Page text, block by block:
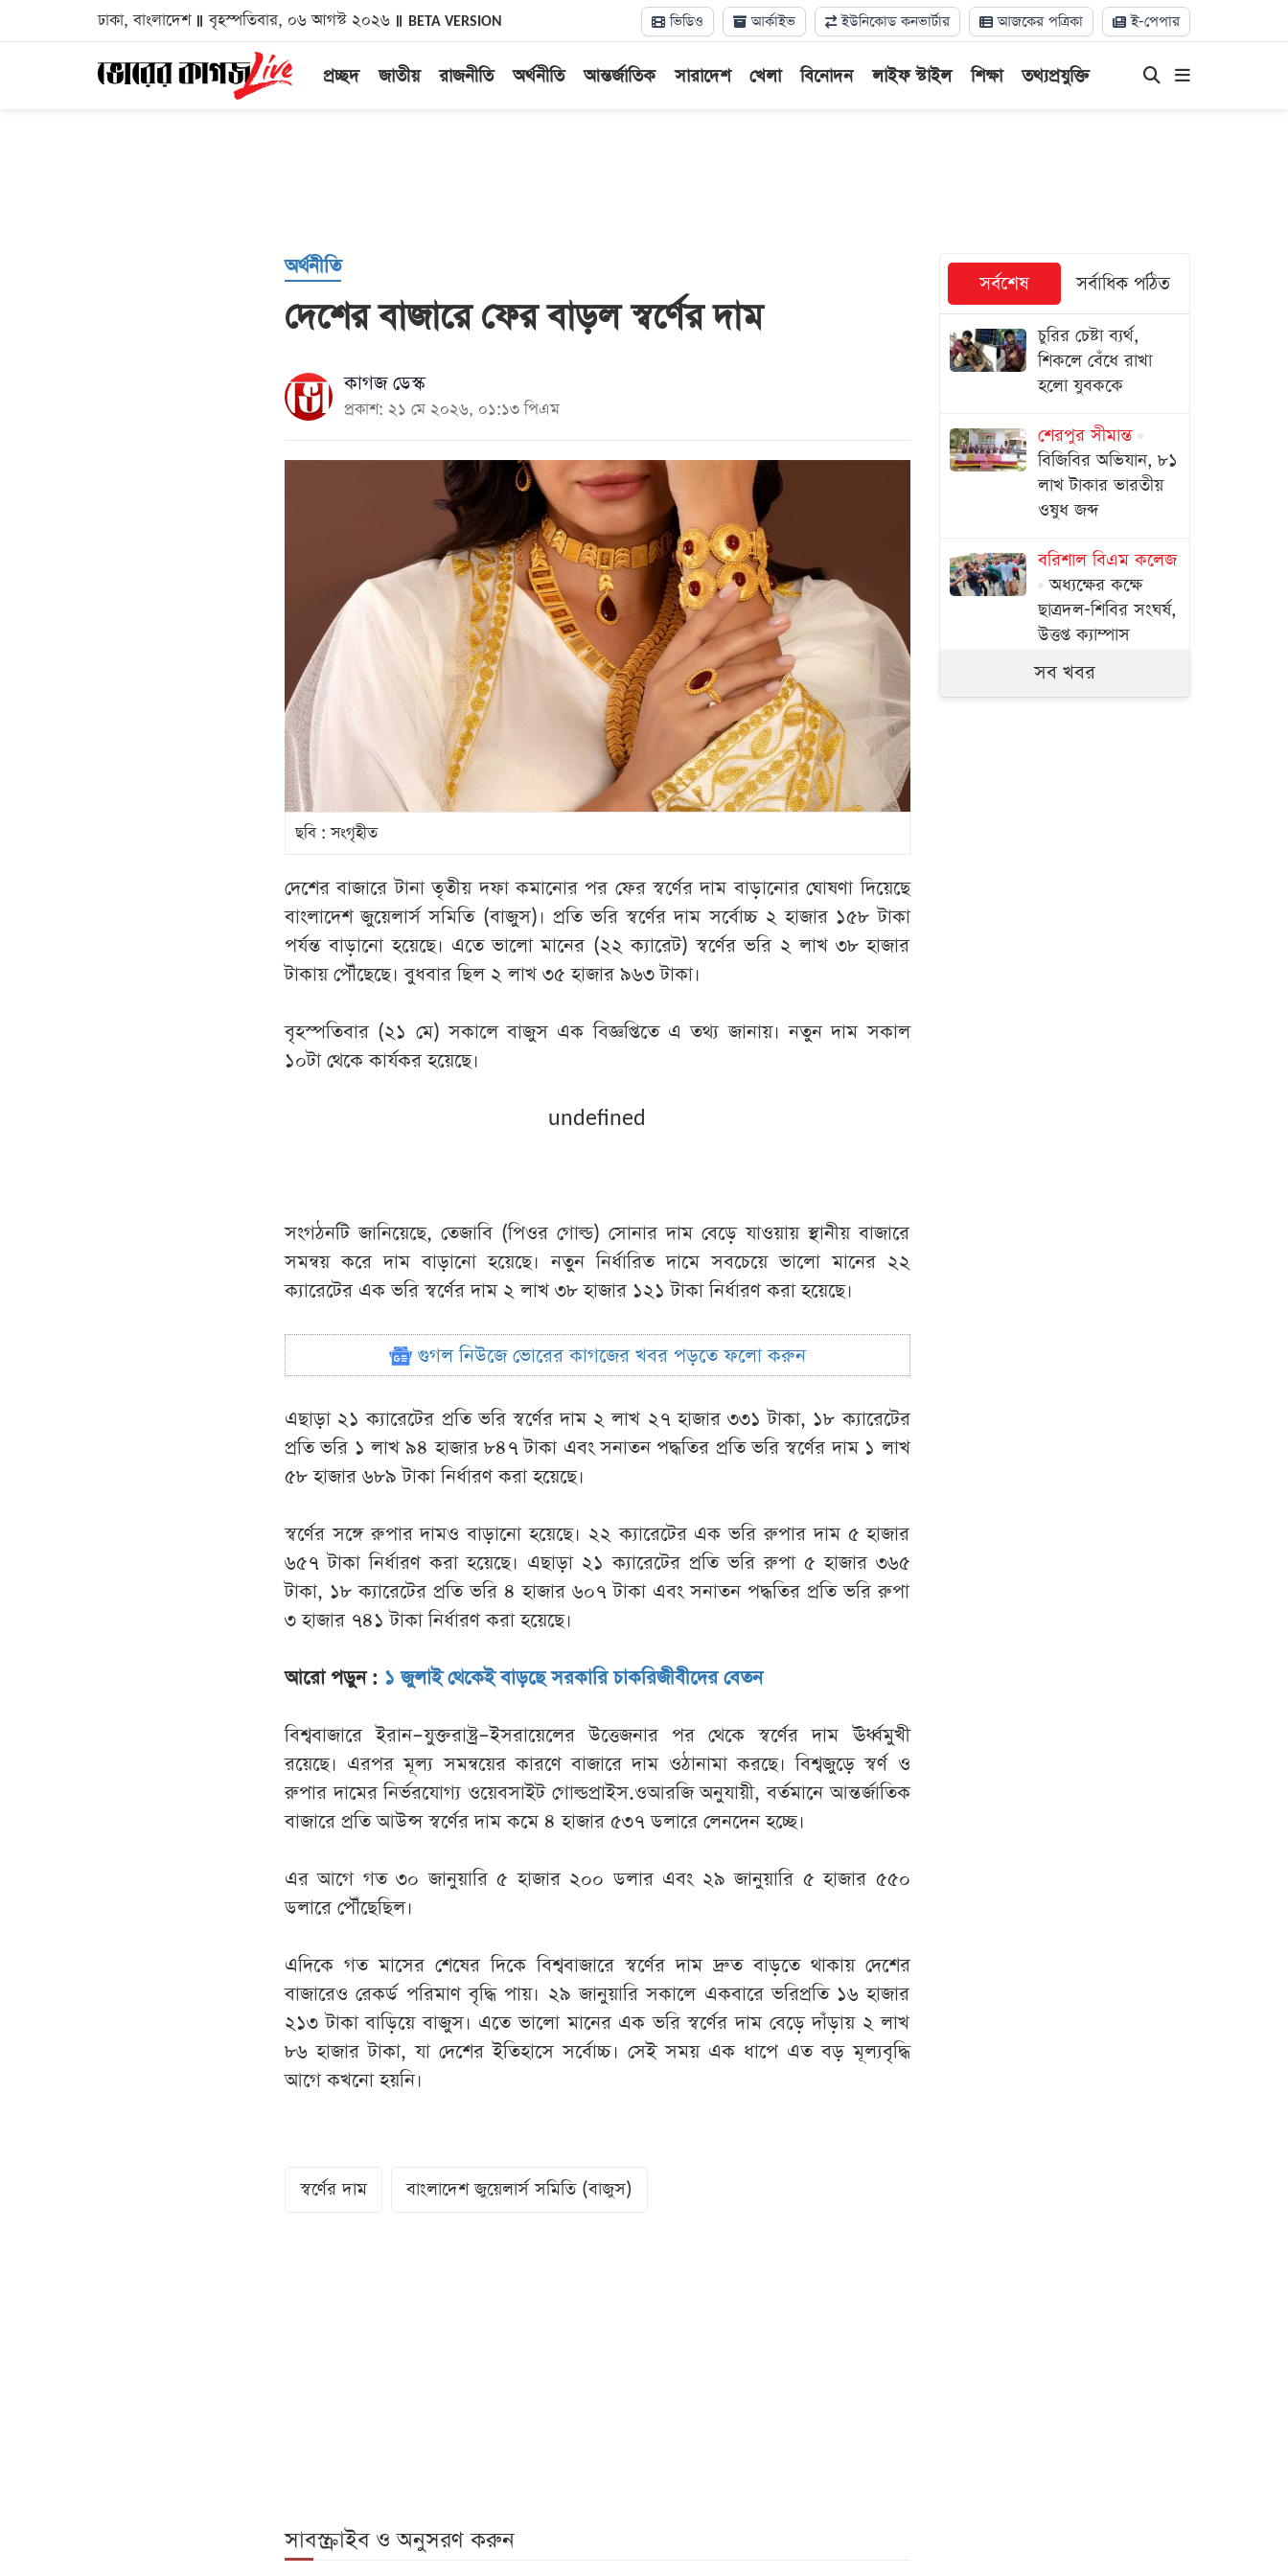
ঢাকা, বাংলাদেশ বৃহস্পতিবার, ০৬ আগস্ট ২০২৬ BETA VERSION ভিডিও আর্কাইভ ইউনিকোড কনভার্টার আজকের পত্রিকা ই-পেপার
প্রচ্ছদ জাতীয় রাজনীতি অর্থনীতি আন্তর্জাতিক সারাদেশ খেলা বিনোদন লাইফ স্টাইল শিক্ষা তথ্যপ্রযুক্তি
অর্থনীতি
দেশের বাজারে ফের বাড়ল স্বর্ণের দাম
কাগজ ডেস্ক
প্রকাশ: ২১ মে ২০২৬, ০১:১৩ পিএম
ছবি : সংগৃহীত
দেশের বাজারে টানা তৃতীয় দফা কমানোর পর ফের স্বর্ণের দাম বাড়ানোর ঘোষণা দিয়েছে
বাংলাদেশ জুয়েলার্স সমিতি (বাজুস)। প্রতি ভরি স্বর্ণের দাম সর্বোচ্চ ২ হাজার ১৫৮ টাকা
পর্যন্ত বাড়ানো হয়েছে। এতে ভালো মানের (২২ ক্যারেট) স্বর্ণের ভরি ২ লাখ ৩৮ হাজার
টাকায় পৌঁছেছে। বুধবার ছিল ২ লাখ ৩৫ হাজার ৯৬৩ টাকা।
বৃহস্পতিবার (২১ মে) সকালে বাজুস এক বিজ্ঞপ্তিতে এ তথ্য জানায়। নতুন দাম সকাল
১০টা থেকে কার্যকর হয়েছে।
undefined
সংগঠনটি জানিয়েছে, তেজাবি (পিওর গোল্ড) সোনার দাম বেড়ে যাওয়ায় স্থানীয় বাজারে
সমন্বয় করে দাম বাড়ানো হয়েছে। নতুন নির্ধারিত দামে সবচেয়ে ভালো মানের ২২
ক্যারেটের এক ভরি স্বর্ণের দাম ২ লাখ ৩৮ হাজার ১২১ টাকা নির্ধারণ করা হয়েছে।
গুগল নিউজে ভোরের কাগজের খবর পড়তে ফলো করুন
এছাড়া ২১ ক্যারেটের প্রতি ভরি স্বর্ণের দাম ২ লাখ ২৭ হাজার ৩৩১ টাকা, ১৮ ক্যারেটের
প্রতি ভরি ১ লাখ ৯৪ হাজার ৮৪৭ টাকা এবং সনাতন পদ্ধতির প্রতি ভরি স্বর্ণের দাম ১ লাখ
৫৮ হাজার ৬৮৯ টাকা নির্ধারণ করা হয়েছে।
স্বর্ণের সঙ্গে রুপার দামও বাড়ানো হয়েছে। ২২ ক্যারেটের এক ভরি রুপার দাম ৫ হাজার
৬৫৭ টাকা নির্ধারণ করা হয়েছে। এছাড়া ২১ ক্যারেটের প্রতি ভরি রুপা ৫ হাজার ৩৬৫
টাকা, ১৮ ক্যারেটের প্রতি ভরি ৪ হাজার ৬০৭ টাকা এবং সনাতন পদ্ধতির প্রতি ভরি রুপা
৩ হাজার ৭৪১ টাকা নির্ধারণ করা হয়েছে।
আরো পড়ুন : ১ জুলাই থেকেই বাড়ছে সরকারি চাকরিজীবীদের বেতন
বিশ্ববাজারে ইরান–যুক্তরাষ্ট্র–ইসরায়েলের উত্তেজনার পর থেকে স্বর্ণের দাম ঊর্ধ্বমুখী
রয়েছে। এরপর মূল্য সমন্বয়ের কারণে বাজারে দাম ওঠানামা করছে। বিশ্বজুড়ে স্বর্ণ ও
রুপার দামের নির্ভরযোগ্য ওয়েবসাইট গোল্ডপ্রাইস.ওআরজি অনুযায়ী, বর্তমানে আন্তর্জাতিক
বাজারে প্রতি আউন্স স্বর্ণের দাম কমে ৪ হাজার ৫৩৭ ডলারে লেনদেন হচ্ছে।
এর আগে গত ৩০ জানুয়ারি ৫ হাজার ২০০ ডলার এবং ২৯ জানুয়ারি ৫ হাজার ৫৫০
ডলারে পৌঁছেছিল।
এদিকে গত মাসের শেষের দিকে বিশ্ববাজারে স্বর্ণের দাম দ্রুত বাড়তে থাকায় দেশের
বাজারেও রেকর্ড পরিমাণ বৃদ্ধি পায়। ২৯ জানুয়ারি সকালে একবারে ভরিপ্রতি ১৬ হাজার
২১৩ টাকা বাড়িয়ে বাজুস। এতে ভালো মানের এক ভরি স্বর্ণের দাম বেড়ে দাঁড়ায় ২ লাখ
৮৬ হাজার টাকা, যা দেশের ইতিহাসে সর্বোচ্চ। সেই সময় এক ধাপে এত বড় মূল্যবৃদ্ধি
আগে কখনো হয়নি।
স্বর্ণের দাম বাংলাদেশ জুয়েলার্স সমিতি (বাজুস)
সাবস্ক্রাইব ও অনুসরণ করুন
সর্বশেষ সর্বাধিক পঠিত
চুরির চেষ্টা ব্যর্থ,
শিকলে বেঁধে রাখা
হলো যুবককে
শেরপুর সীমান্ত
বিজিবির অভিযান, ৮১
লাখ টাকার ভারতীয়
ওষুধ জব্দ
বরিশাল বিএম কলেজ
অধ্যক্ষের কক্ষে
ছাত্রদল-শিবির সংঘর্ষ,
উত্তপ্ত ক্যাম্পাস
নদীদূষণ রোধে
সব খবর